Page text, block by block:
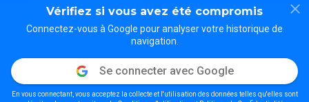
Vérifiez si vous avez été compromis
Connectez-vous à Google pour analyser votre historique de
navigation.
Se connecter avec Google
En vous connectant, vous acceptez la collecte et l'utilisation des données telles qu'elles sont
© WOT Services LP. Tous droits réservés